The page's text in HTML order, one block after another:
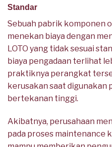
Standar
Sebuah pabrik komponen
menekan biaya dengan
LOTO yang tidak sesuai
biaya pengadaan terlihat
praktiknya perangkat
kerusakan saat digunakan
bertekanan tinggi.
Akibatnya, perusahaan
pada proses maintenance